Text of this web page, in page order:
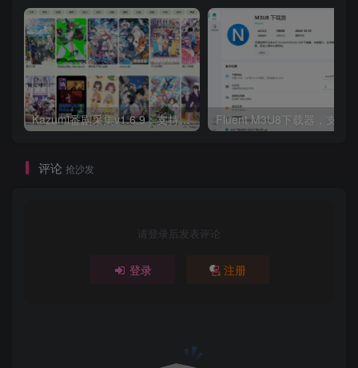
Kazumi番剧采集v1.6.9：支持自定义规则+在线观看+弹幕，跨平台下载 Fluent M3U8下载器，支持
评论 抢沙发
请登录后发表评论
登录 注册